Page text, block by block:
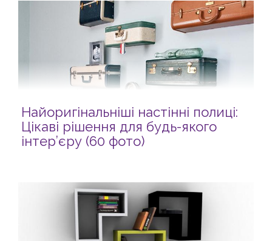
Найоригінальніші настінні полиці:
Цікаві рішення для будь-якого
інтер’єру (60 фото)